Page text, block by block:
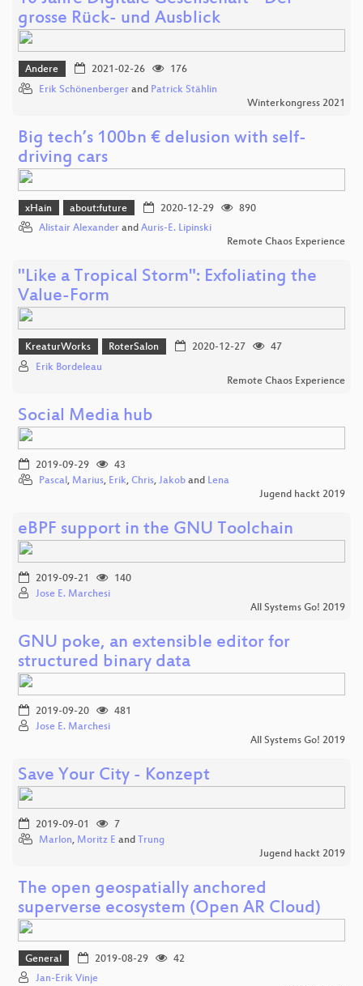
grosse Rück- und Ausblick
Andere 2021-02-26
176
Erik Schönenberger and Patrick Stählin
Winterkongress 2021
Big tech’s 100bn € delusion with self-
driving cars
xHain about:future 2020-12-29
890
Alistair Alexander and Auris-E. Lipinski
Remote Chaos Experience
"Like a Tropical Storm": Exfoliating the
Value-Form
KreaturWorks RoterSalon 2020-12-27
47
Erik Bordeleau
Remote Chaos Experience
Social Media hub
2019-09-29
43
Pascal, Marius, Erik, Chris, Jakob and Lena
Jugend hackt 2019
eBPF support in the GNU Toolchain
2019-09-21
140
Jose E. Marchesi
All Systems Go! 2019
GNU poke, an extensible editor for
structured binary data
2019-09-20
481
Jose E. Marchesi
All Systems Go! 2019
Save Your City - Konzept
2019-09-01
7
Marlon, Moritz E and Trung
Jugend hackt 2019
The open geospatially anchored
superverse ecosystem (Open AR Cloud)
General 2019-08-29
42
Jan-Erik Vinje